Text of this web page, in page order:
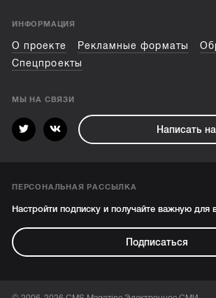
ИНФОРМАЦИЯ
О проекте Рекламные форматы
Спецпроекты
МЫ НА СВЯЗИ
Написать
ПЕРСОНАЛЬНАЯ РАССЫЛКА
Настройти подписку и получайте важную
Подписаться